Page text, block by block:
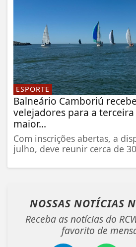
ESPORTE
Balneário Camboriú
velejadores para a
maior...
Com inscrições abertas, a
julho, deve reunir cerca de
NOSSAS NOTÍCIAS
Receba as notícias do
favorito de